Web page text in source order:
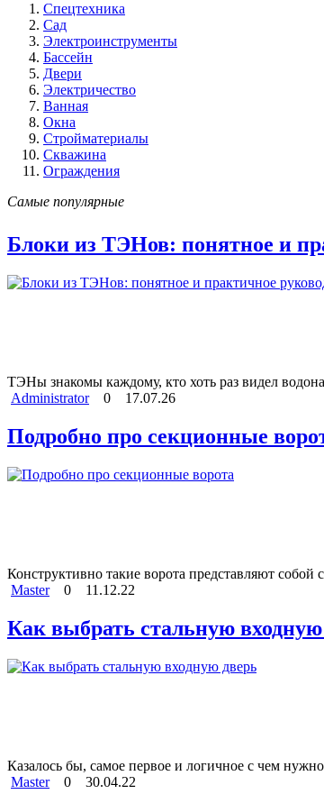
Спецтехника
Сад
Электроинструменты
Бассейн
Двери
Электричество
Ванная
Окна
Стройматериалы
Скважина
Ограждения
Самые популярные
Блоки из ТЭНов: понятное и
ТЭНы знакомы каждому, кто хоть раз видел
Administrator
0 17.07.26
Подробно про секционные
Конструктивно такие ворота представляют собой
Master
0 11.12.22
Как выбрать стальную входную
Казалось бы, самое первое и логичное с чем
Master
0 30.04.22